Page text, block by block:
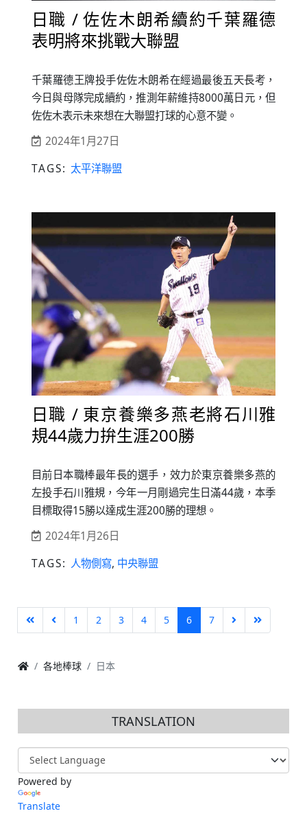
日職 / 佐佐木朗希續約千葉羅德
表明將來挑戰大聯盟
千葉羅德王牌投手佐佐木朗希在經過最後五天長考，
今日與母隊完成續約，推測年薪維持8000萬日元，但
佐佐木表示未來想在大聯盟打球的心意不變。
2024年1月27日
TAGS: 太平洋聯盟
日職 / 東京養樂多燕老將石川雅
規44歲力拚生涯200勝
目前日本職棒最年長的選手，效力於東京養樂多燕的
左投手石川雅規，今年一月剛過完生日滿44歲，本季
目標取得15勝以達成生涯200勝的理想。
2024年1月26日
TAGS: 人物側寫, 中央聯盟
1 2 3 4 5 6 7
各地棒球 日本
TRANSLATION
Powered by
Translate